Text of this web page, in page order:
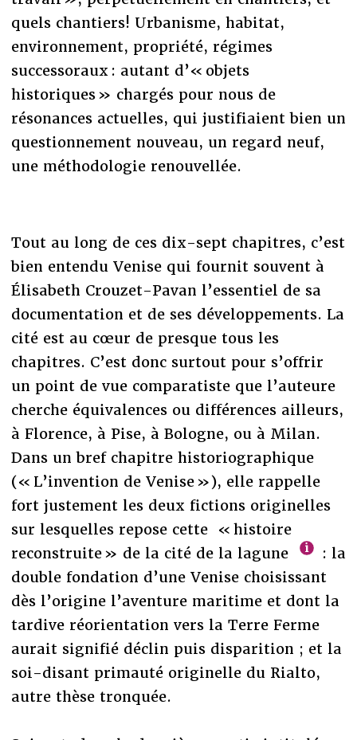
quels chantiers! Urbanisme, habitat,
environnement, propriété, régimes
successoraux : autant d’« objets
historiques » chargés pour nous de
résonances actuelles, qui justifiaient bien un
questionnement nouveau, un regard neuf,
une méthodologie renouvellée.
Tout au long de ces dix-sept chapitres, c’est
bien entendu Venise qui fournit souvent à
Élisabeth Crouzet-Pavan l’essentiel de sa
documentation et de ses développements. La
cité est au cœur de presque tous les
chapitres. C’est donc surtout pour s’offrir
un point de vue comparatiste que l’auteure
cherche équivalences ou différences ailleurs,
à Florence, à Pise, à Bologne, ou à Milan.
Dans un bref chapitre historiographique
(« L’invention de Venise »), elle rappelle
fort justement les deux fictions originelles
sur lesquelles repose cette « histoire
reconstruite » de la cité de la lagune
: la
double fondation d’une Venise choisissant
dès l’origine l’aventure maritime et dont la
tardive réorientation vers la Terre Ferme
aurait signifié déclin puis disparition ; et la
soi-disant primauté originelle du Rialto,
autre thèse tronquée.